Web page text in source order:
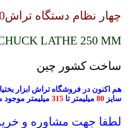
چهار نظام دستگاه تراش250
LATHE 250 MM
ساخت کشور چین
هم اکنون در فروشگاه تراش ابزار
سایز
میلیمتر تا 315 میلیمتر موجود
لطفا جهت مشاوره و